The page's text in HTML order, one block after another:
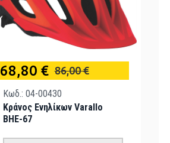
68,80 € 86,00 €
Κωδ.: 04-00430
Κράνος Ενηλίκων Varallo
BHE-67